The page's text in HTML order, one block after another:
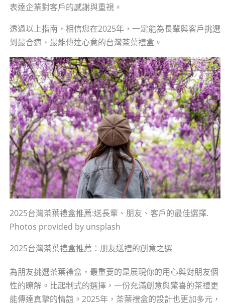
表達企業對客戶的感謝與重視。
透過以上指南，相信您在2025年，一定能為長輩與客戶挑選
到最合適、最能傳達心意的台灣茶葉禮盒。
2025台灣茶葉禮盒推薦:送長輩、朋友、客戶的最佳選擇.
Photos provided by unsplash
2025台灣茶葉禮盒推薦：朋友送禮的創意之選
為朋友挑選茶葉禮盒，最重要的是展現你的用心與對朋友個
性的瞭解。比起制式的選擇，一份充滿創意與驚喜的茶禮更
能傳達真摯的情誼。2025年，茶葉禮盒的設計也更加多元，